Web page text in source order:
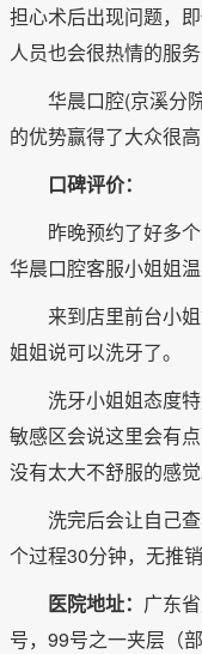
担心术后出现问题，
人员也会很热情的服务
华晨口腔(京溪分
的优势赢得了大众很
口碑评价：
昨晚预约了好多
华晨口腔客服小姐姐
来到店里前台小
姐姐说可以洗牙了。
洗牙小姐姐态度
敏感区会说这里会有
没有太大不舒服的感觉
洗完后会让自己
个过程30分钟，无推
医院地址： 广东
号，99号之一夹层（